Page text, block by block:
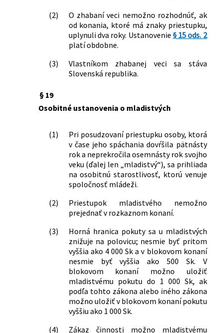
zákona ustanovuje zoznam látok s
anabolickým alebo iným hormonálnym
účinkom a ktorým sa menia a dopĺňajú
niektoré zákony
430/2015 Z. z.
Zákon, ktorým sa mení a dopĺňa zákon
č. 8/2009 Z. z. o cestnej premávke a o
sa mení a dopĺňa zákon Slovenskej
národnej rady č. 372/1990 Zb. o
predpisov
125/2016 Z. z.
Zákon o niektorých opatreniach
súvisiacich s prijatím Civilného
sporového poriadku, Civilného
mimosporového poriadku a Správneho
niektorých zákonov
311/2016 Z. z.
Zákon, ktorým sa dopĺňa zákon č.
zmene a doplnení niektorých zákonov
v znení neskorších predpisov a ktorým
sa dopĺňa zákon Slovenskej národnej
rady č. 372/1990 Zb. o priestupkoch v
znení neskorších predpisov
315/2016 Z. z.
Zákon o registri partnerov verejného
sektora a o zmene a doplnení
niektorých zákonov
Zákon, ktorým sa mení a dopĺňa zákon
(2)
O zhabaní veci nemožno rozhodnúť, ak
od konania, ktoré má znaky priestupku,
uplynuli dva roky. Ustanovenie § 15 ods. 2
platí obdobne.
(3)
Vlastníkom zhabanej veci sa stáva
Slovenská republika.
§ 19
Osobitné ustanovenia o mladistvých
(1)
Pri posudzovaní priestupku osoby, ktorá
v čase jeho spáchania dovŕšila pätnásty
rok a neprekročila osemnásty rok svojho
veku (ďalej len „mladistvý“), sa prihliada
na osobitnú starostlivosť, ktorú venuje
spoločnosť mládeži.
(2)
Priestupok mladistvého nemožno
prejednať v rozkaznom konaní.
(3)
Horná hranica pokuty sa u mladistvých
znižuje na polovicu; nesmie byť pritom
vyššia ako 4 000 Sk a v blokovom konaní
nesmie byť vyššia ako 500 Sk. V
blokovom konaní možno uložiť
mladistvému pokutu do 1 000 Sk, ak
podľa tohto zákona alebo iného zákona
možno uložiť v blokovom konaní pokutu
vyššiu ako 1 000 Sk.
(4)
Zákaz činnosti možno mladistvému